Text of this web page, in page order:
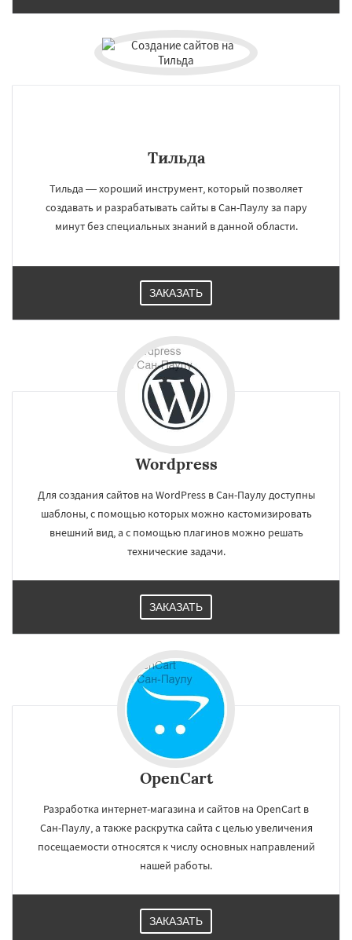
Тильда
Тильда — хороший инструмент, который позволяет
создавать и разрабатывать сайты в Сан-Паулу за пару
минут без специальных знаний в данной области.
ЗАКАЗАТЬ
Wordpress
Для создания сайтов на WordPress в Сан-Паулу доступны
шаблоны, с помощью которых можно кастомизировать
внешний вид, а с помощью плагинов можно решать
технические задачи.
ЗАКАЗАТЬ
OpenCart
Разработка интернет-магазина и сайтов на OpenCart в
Сан-Паулу, а также раскрутка сайта с целью увеличения
посещаемости относятся к числу основных направлений
нашей работы.
ЗАКАЗАТЬ